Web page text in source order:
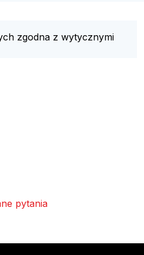
zgodna z wytycznymi
pytania